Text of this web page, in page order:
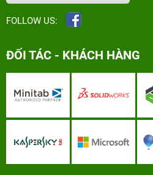
FOLLOW US:
ĐỐI TÁC - KHÁCH HÀNG